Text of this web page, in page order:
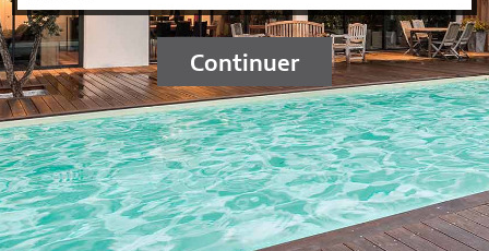
Continuer